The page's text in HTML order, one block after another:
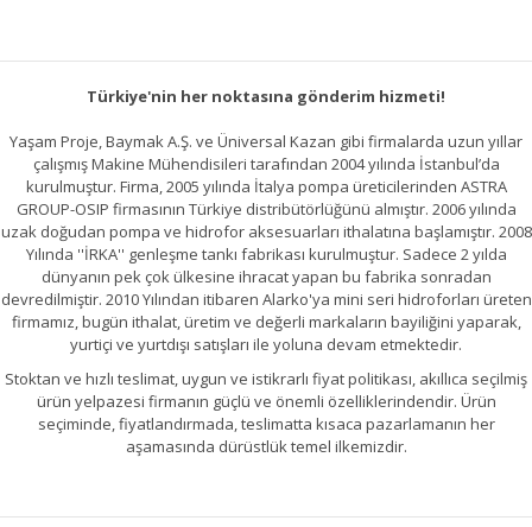
Türkiye'nin her noktasına gönderim hizmeti!
Yaşam Proje, Baymak A.Ş. ve Üniversal Kazan gibi firmalarda uzun yıllar
çalışmış Makine Mühendisileri tarafından 2004 yılında İstanbul’da
kurulmuştur. Firma, 2005 yılında İtalya pompa üreticilerinden ASTRA
GROUP-OSIP firmasının Türkiye distribütörlüğünü almıştır. 2006 yılında
uzak doğudan pompa ve hidrofor aksesuarları ithalatına başlamıştır. 2008
Yılında ''İRKA'' genleşme tankı fabrikası kurulmuştur. Sadece 2 yılda
dünyanın pek çok ülkesine ihracat yapan bu fabrika sonradan
devredilmiştir. 2010 Yılından itibaren Alarko'ya mini seri hidroforları üreten
firmamız, bugün ithalat, üretim ve değerli markaların bayiliğini yaparak,
yurtiçi ve yurtdışı satışları ile yoluna devam etmektedir.
Stoktan ve hızlı teslimat, uygun ve istikrarlı fiyat politikası, akıllıca seçilmiş
ürün yelpazesi firmanın güçlü ve önemli özelliklerindendir. Ürün
seçiminde, fiyatlandırmada, teslimatta kısaca pazarlamanın her
aşamasında dürüstlük temel ilkemizdir.